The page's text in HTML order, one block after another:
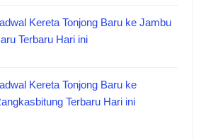
Kereta Tonjong Baru ke Jambu
Terbaru Hari ini
Kereta Tonjong Baru ke
Terbaru Hari ini